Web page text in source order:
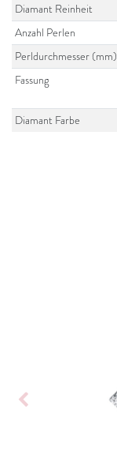
Diamant Reinheit
Anzahl Perlen
Perldurchmesser (mm)
Fassung
Diamant Farbe